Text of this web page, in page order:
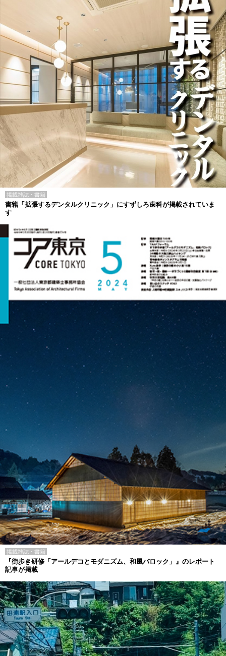
掲載雑誌・書籍
書籍「拡張するデンタルクリニック」にすずしろ歯科が掲載されていま
す
掲載雑誌・書籍
『街歩き研修「アールデコとモダニズム、和風バロック」』のレポート
記事が掲載